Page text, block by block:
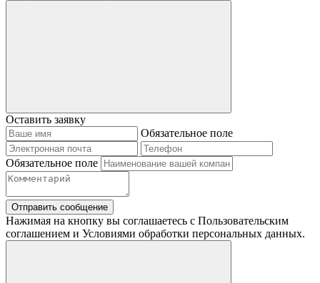
Оставить заявку
Обязательное поле
Обязательное поле
Отправить сообщение
Нажимая на кнопку вы соглашаетесь с Пользовательским
соглашением и Условиями обработки персональных данных.